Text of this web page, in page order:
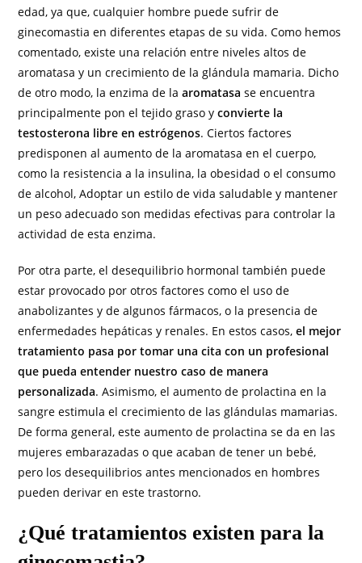
edad, ya que, cualquier hombre puede sufrir de
ginecomastia en diferentes etapas de su vida. Como hemos
comentado, existe una relación entre niveles altos de
aromatasa y un crecimiento de la glándula mamaria. Dicho
de otro modo, la enzima de laaromatasa se encuentra
principalmente pon el tejido graso yconvierte la
testosterona libre en estrógenos. Ciertos factores
predisponen al aumento de la aromatasa en el cuerpo,
como la resistencia a la insulina, la obesidad o el consumo
de alcohol, Adoptar un estilo de vida saludable y mantener
un peso adecuado son medidas efectivas para controlar la
actividad de esta enzima.
Por otra parte, el desequilibrio hormonal también puede
estar provocado por otros factores como el uso de
anabolizantes y de algunos fármacos, o la presencia de
enfermedades hepáticas y renales. En estos casos,el mejor
tratamiento pasa por tomar una cita con un profesional
que pueda entender nuestro caso de manera
personalizada. Asimismo, el aumento de prolactina en la
sangre estimula el crecimiento de las glándulas mamarias.
De forma general, este aumento de prolactina se da en las
mujeres embarazadas o que acaban de tener un bebé,
pero los desequilibrios antes mencionados en hombres
pueden derivar en este trastorno.
¿Qué tratamientos existen para la